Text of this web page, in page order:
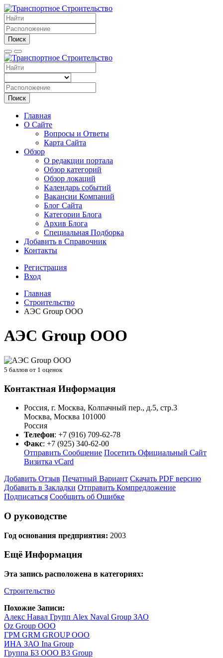
Поиск
Поиск
Главная
О Сайте
Вопросы и Ответы
Карта Сайта
Обзор
О редакции портала
Обзор категорий
Обзор локаций
Календарь событий
Вакансии Компаний
Блог Сайта
Категории Блога
Архив Блога
Специальная Подборка
Добавить в Справочник
Контакты
Регистрация
Вход
Главная
Строительство
АЭС Group ООО
АЭС Group ООО
5 баллов от 1 оценок
Контактная Информация
Россия, г. Москва, Колпачный пер., д.5, стр.3
Москва, Москва 101000
Россия
Телефон: +7 (916) 709-62-78
Факс: +7 (925) 340-62-00
Отправить Сообщение Посетить Официальный Сайт
Визитка vCard
Добавить Отзыв Печатный Вариант Скачать PDF версию
Добавить в Закладки Отправить Компредложение
Подписаться Сообщить об Ошибке
О руководстве
Год основания предприятия: 2003
Ещё Информация
Эта запись расположена в категориях:
Строительство
Похожие Записи:
Алекс Навал Групп Alex Naval Group ЗАО
Oz Group ООО
ГРМ GRM GROUP ООО
ИНА ЗАО Ina Group
Группа Б3 ООО B3 Group